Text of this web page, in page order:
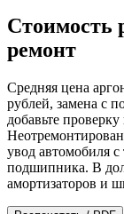
Стоимость
ремонт
Средняя цена
рублей, замена с
добавьте
увод автомобиля
подшипника. В
амортизаторов и